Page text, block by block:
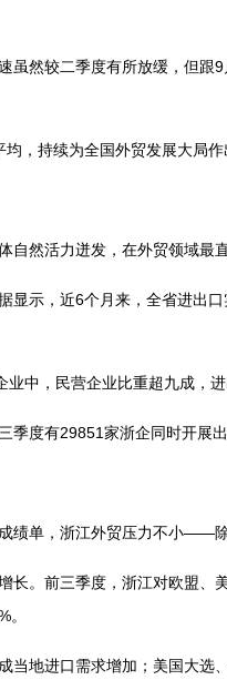
虽然较二季度有所放缓，但
，持续为全国外贸发展大局作
然活力迸发，在外贸领域最
显示，近6个月来，全省进出
中，民营企业比重超九成，
度有29851家浙企同时开展
绩单，浙江外贸压力不小——
长。前三季度，浙江对欧盟
地进口需求增加；美国大选